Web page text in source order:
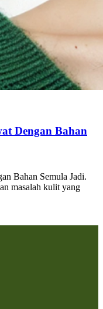
Dengan Bahan
Bahan Semula Jadi.
masalah kulit yang